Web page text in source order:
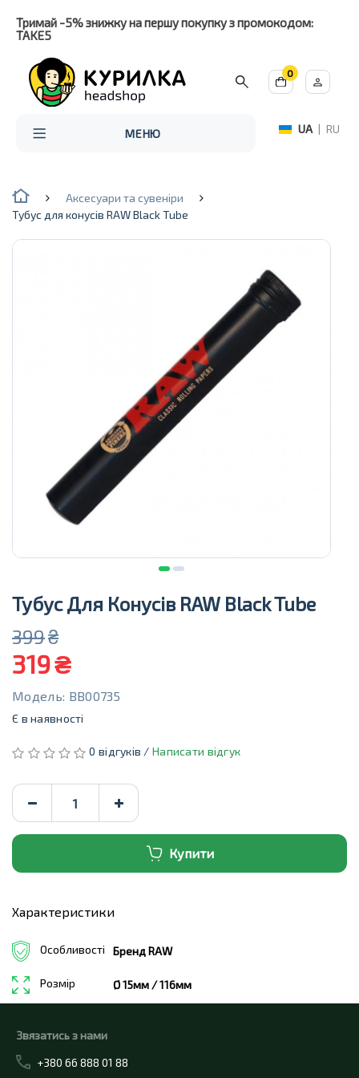
Тримай -5% знижку на першу покупку з промокодом:
TAKE5
0
МЕНЮ UA | RU
Аксесуари та сувеніри
Тубус для конусів RAW Black Tube
Тубус Для Конусів RAW Black Tube
399₴
319₴
Модель: BB00735
Є в наявності
0 відгуків /Написати відгук
Купити
Характеристики
Особливості Бренд RAW
Розмір Ø 15мм / 116мм
Звязатись з нами
+380 66 888 01 88